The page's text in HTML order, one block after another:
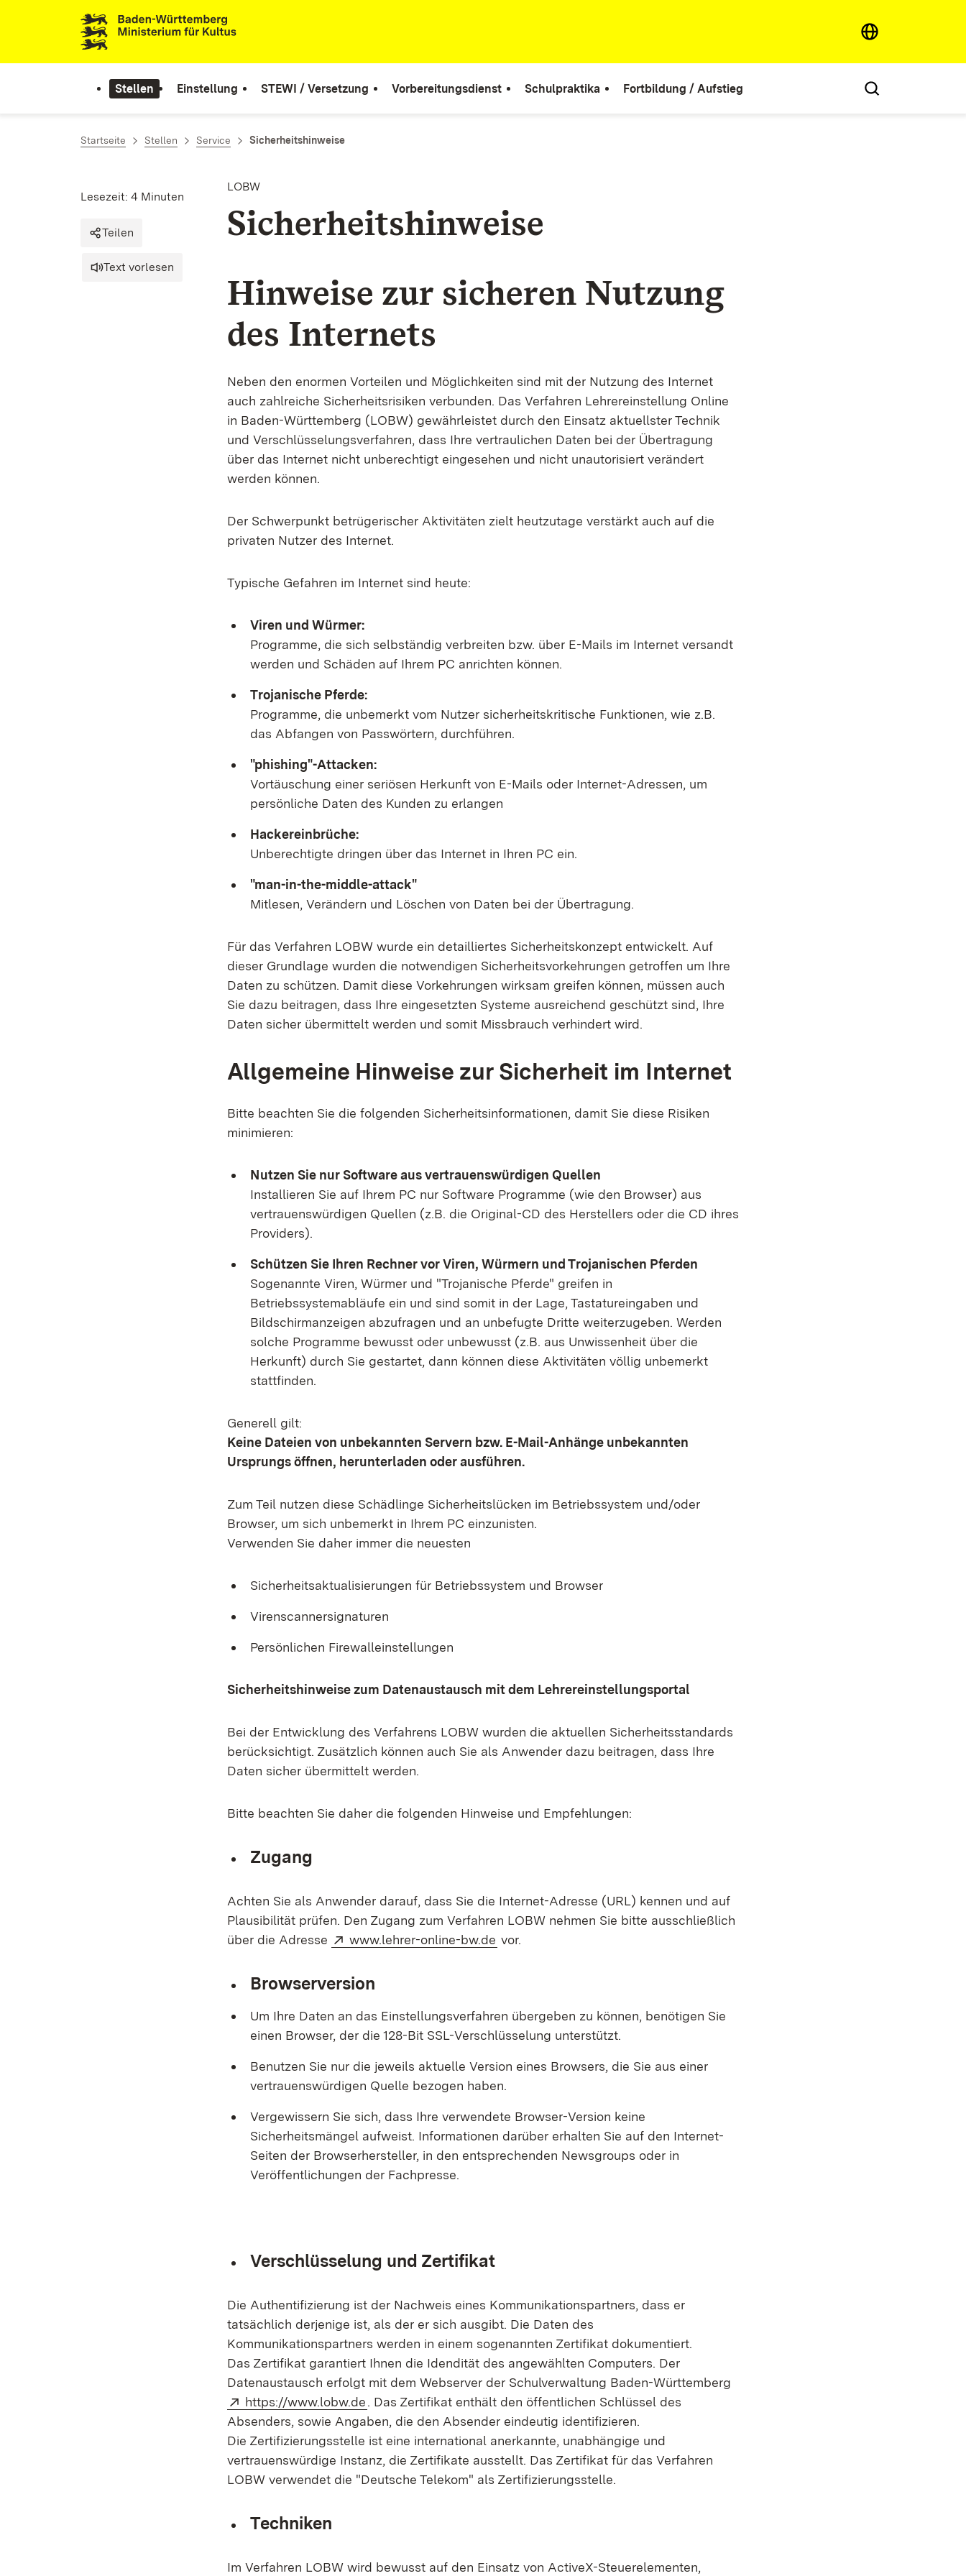
Zum Inhalt springen
Link zur Startseite
Stellen Einstellung STEWI / Versetzung Vorbereitungsdienst Schulpraktika Fortbildung / Aufstieg
Startseite Stellen Service Sicherheitshinweise
LOBW
Sicherheitshinweise
Lesezeit: 4 Minuten
Teilen
Text vorlesen
Hinweise zur sicheren Nutzung
des Internets
Neben den enormen Vorteilen und Möglichkeiten sind mit der Nutzung des Internet
auch zahlreiche Sicherheitsrisiken verbunden. Das Verfahren Lehrereinstellung Online
in Baden-Württemberg (LOBW) gewährleistet durch den Einsatz aktuellster Technik
und Verschlüsselungsverfahren, dass Ihre vertraulichen Daten bei der Übertragung
über das Internet nicht unberechtigt eingesehen und nicht unautorisiert verändert
werden können.
Der Schwerpunkt betrügerischer Aktivitäten zielt heutzutage verstärkt auch auf die
privaten Nutzer des Internet.
Typische Gefahren im Internet sind heute:
Viren und Würmer:
Programme, die sich selbständig verbreiten bzw. über E-Mails im Internet versandt
werden und Schäden auf Ihrem PC anrichten können.
Trojanische Pferde:
Programme, die unbemerkt vom Nutzer sicherheitskritische Funktionen, wie z.B.
das Abfangen von Passwörtern, durchführen.
"phishing"-Attacken:
Vortäuschung einer seriösen Herkunft von E-Mails oder Internet-Adressen, um
persönliche Daten des Kunden zu erlangen
Hackereinbrüche:
Unberechtigte dringen über das Internet in Ihren PC ein.
"man-in-the-middle-attack"
Mitlesen, Verändern und Löschen von Daten bei der Übertragung.
Für das Verfahren LOBW wurde ein detailliertes Sicherheitskonzept entwickelt. Auf
dieser Grundlage wurden die notwendigen Sicherheitsvorkehrungen getroffen um Ihre
Daten zu schützen. Damit diese Vorkehrungen wirksam greifen können, müssen auch
Sie dazu beitragen, dass Ihre eingesetzten Systeme ausreichend geschützt sind, Ihre
Daten sicher übermittelt werden und somit Missbrauch verhindert wird.
Allgemeine Hinweise zur Sicherheit im Internet
Bitte beachten Sie die folgenden Sicherheitsinformationen, damit Sie diese Risiken
minimieren:
Nutzen Sie nur Software aus vertrauenswürdigen Quellen
Installieren Sie auf Ihrem PC nur Software Programme (wie den Browser) aus
vertrauenswürdigen Quellen (z.B. die Original-CD des Herstellers oder die CD ihres
Providers).
Schützen Sie Ihren Rechner vor Viren, Würmern und Trojanischen Pferden
Sogenannte Viren, Würmer und "Trojanische Pferde" greifen in
Betriebssystemabläufe ein und sind somit in der Lage, Tastatureingaben und
Bildschirmanzeigen abzufragen und an unbefugte Dritte weiterzugeben. Werden
solche Programme bewusst oder unbewusst (z.B. aus Unwissenheit über die
Herkunft) durch Sie gestartet, dann können diese Aktivitäten völlig unbemerkt
stattfinden.
Generell gilt:
Keine Dateien von unbekannten Servern bzw. E-Mail-Anhänge unbekannten
Ursprungs öffnen, herunterladen oder ausführen.
Zum Teil nutzen diese Schädlinge Sicherheitslücken im Betriebssystem und/oder
Browser, um sich unbemerkt in Ihrem PC einzunisten.
Verwenden Sie daher immer die neuesten
Sicherheitsaktualisierungen für Betriebssystem und Browser
Virenscannersignaturen
Persönlichen Firewalleinstellungen
Sicherheitshinweise zum Datenaustausch mit dem Lehrereinstellungsportal
Bei der Entwicklung des Verfahrens LOBW wurden die aktuellen Sicherheitsstandards
berücksichtigt. Zusätzlich können auch Sie als Anwender dazu beitragen, dass Ihre
Daten sicher übermittelt werden.
Bitte beachten Sie daher die folgenden Hinweise und Empfehlungen:
Zugang
Achten Sie als Anwender darauf, dass Sie die Internet-Adresse (URL) kennen und auf
Plausibilität prüfen. Den Zugang zum Verfahren LOBW nehmen Sie bitte ausschließlich
über die Adresse
Extern:
www.lehrer-online-bw.de (Öffnet in neuem Fenster)
vor.
Browserversion
Um Ihre Daten an das Einstellungsverfahren übergeben zu können, benötigen Sie
einen Browser, der die 128-Bit SSL-Verschlüsselung unterstützt.
Benutzen Sie nur die jeweils aktuelle Version eines Browsers, die Sie aus einer
vertrauenswürdigen Quelle bezogen haben.
Vergewissern Sie sich, dass Ihre verwendete Browser-Version keine
Sicherheitsmängel aufweist. Informationen darüber erhalten Sie auf den Internet-
Seiten der Browserhersteller, in den entsprechenden Newsgroups oder in
Veröffentlichungen der Fachpresse.
Verschlüsselung und Zertifikat
Die Authentifizierung ist der Nachweis eines Kommunikationspartners, dass er
tatsächlich derjenige ist, als der er sich ausgibt. Die Daten des
Kommunikationspartners werden in einem sogenannten Zertifikat dokumentiert.
Das Zertifikat garantiert Ihnen die Idendität des angewählten Computers. Der
Datenaustausch erfolgt mit dem Webserver der Schulverwaltung Baden-Württemberg
Extern:
https://www.lobw.de (Öffnet in neuem Fenster)
. Das Zertifikat enthält den öffentlichen Schlüssel des
Absenders, sowie Angaben, die den Absender eindeutig identifizieren.
Die Zertifizierungsstelle ist eine international anerkannte, unabhängige und
vertrauenswürdige Instanz, die Zertifikate ausstellt. Das Zertifikat für das Verfahren
LOBW verwendet die "Deutsche Telekom" als Zertifizierungsstelle.
Techniken
Im Verfahren LOBW wird bewusst auf den Einsatz von ActiveX-Steuerelementen,